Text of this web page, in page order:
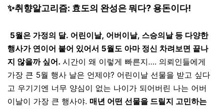
✨취향알고리즘: 효도의 완성은 뭐다? 용돈이다!
5월은 가정의 달. 어린이날, 어버이날, 스승의날 등 다양한
행사가 연이어 붙어 있어서 5월도 아마 정신 차려보면 끝나
지 않을까 싶어. 시간이 왜 이렇게 빠른지…. 의뢰인들에게
가장 큰 5월 행사 날은 언제야? 어린이날 선물을 받고 싶다
고 우기기엔 너무 양심이 없는 나이가 되어버린 나는 어버
이날이 가장 큰 행사야. 매년 어떤 선물을 드릴지 고민하는